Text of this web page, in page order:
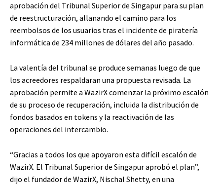
aprobación del Tribunal Superior de Singapur para su plan
de reestructuración, allanando el camino para los
reembolsos de los usuarios tras el incidente de piratería
informática de 234 millones de dólares del año pasado.
La valentía del tribunal se produce semanas luego de que
los acreedores respaldaran una propuesta revisada. La
aprobación permite a WazirX comenzar la próximo escalón
de su proceso de recuperación, incluida la distribución de
fondos basados ​​en tokens y la reactivación de las
operaciones del intercambio.
“Gracias a todos los que apoyaron esta difícil escalón de
WazirX. El Tribunal Superior de Singapur aprobó el plan”,
dijo el fundador de WazirX, Nischal Shetty, en una